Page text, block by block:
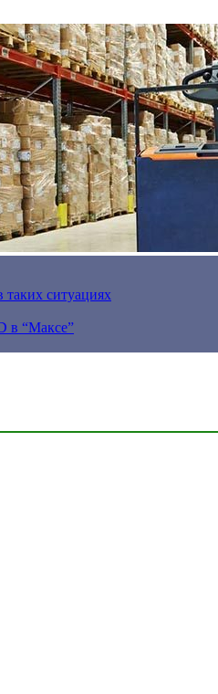
таких ситуациях
в “Максе”